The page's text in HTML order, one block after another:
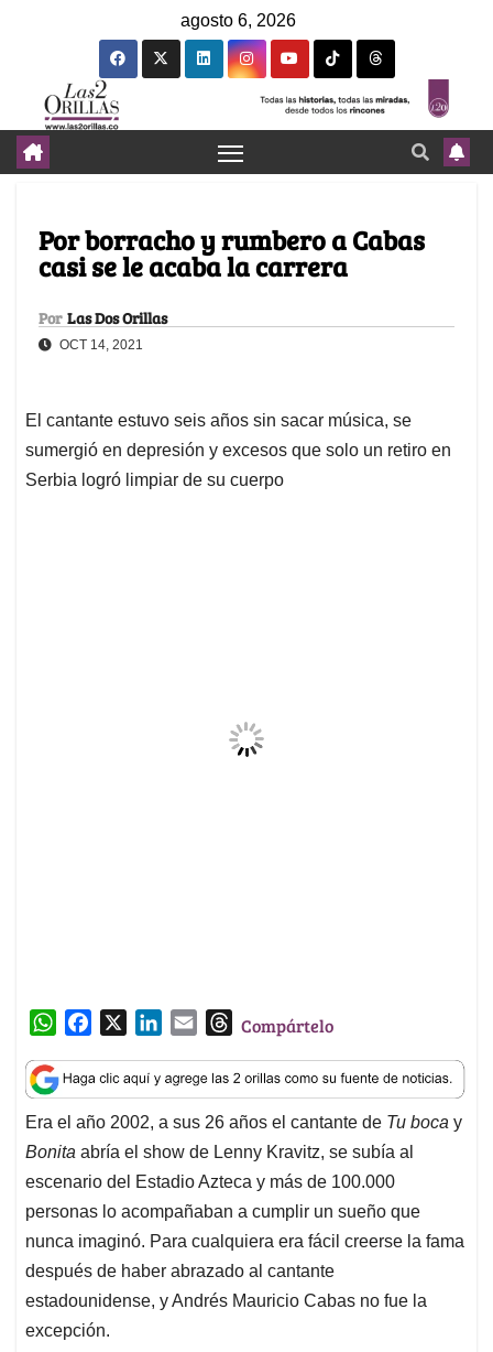
agosto 6, 2026
Por borracho y rumbero a Cabas
casi se le acaba la carrera
Por Las Dos Orillas
OCT 14, 2021
El cantante estuvo seis años sin sacar música, se
sumergió en depresión y excesos que solo un retiro en
Serbia logró limpiar de su cuerpo
W
a
t
s
A
p
p
c
e
b
o
o
k
n
k
e
d
I
n
a
i
l
T
r
e
a
d
s
Compártelo
Era el año 2002, a sus 26 años el cantante de Tu boca y
Bonita abría el show de Lenny Kravitz, se subía al
escenario del Estadio Azteca y más de 100.000
personas lo acompañaban a cumplir un sueño que
nunca imaginó. Para cualquiera era fácil creerse la fama
después de haber abrazado al cantante
estadounidense, y Andrés Mauricio Cabas no fue la
excepción.